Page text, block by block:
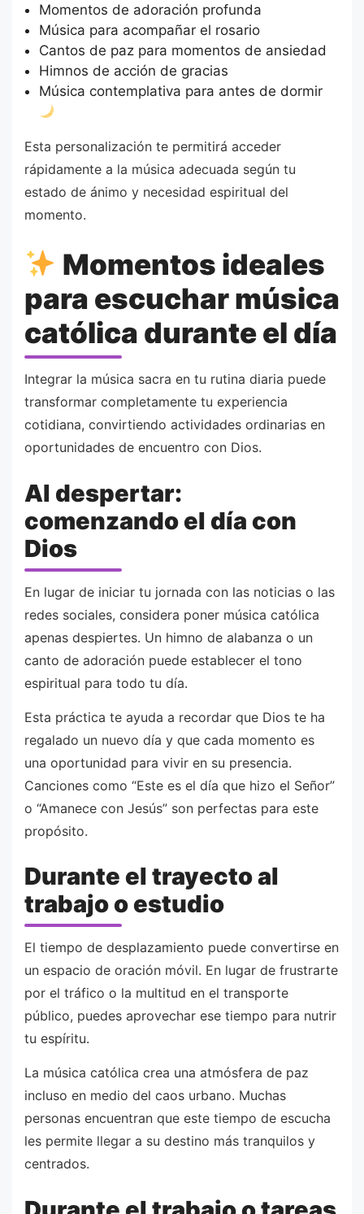
Momentos de adoración profunda
Música para acompañar el rosario
Cantos de paz para momentos de ansiedad
Himnos de acción de gracias
Música contemplativa para antes de dormir
Esta personalización te permitirá acceder
rápidamente a la música adecuada según tu
estado de ánimo y necesidad espiritual del
momento.
Momentos ideales
para escuchar música
católica durante el día
Integrar la música sacra en tu rutina diaria puede
transformar completamente tu experiencia
cotidiana, convirtiendo actividades ordinarias en
oportunidades de encuentro con Dios.
Al despertar:
comenzando el día con
Dios
En lugar de iniciar tu jornada con las noticias o las
redes sociales, considera poner música católica
apenas despiertes. Un himno de alabanza o un
canto de adoración puede establecer el tono
espiritual para todo tu día.
Esta práctica te ayuda a recordar que Dios te ha
regalado un nuevo día y que cada momento es
una oportunidad para vivir en su presencia.
Canciones como “Este es el día que hizo el Señor”
o “Amanece con Jesús” son perfectas para este
propósito.
Durante el trayecto al
trabajo o estudio
El tiempo de desplazamiento puede convertirse en
un espacio de oración móvil. En lugar de frustrarte
por el tráfico o la multitud en el transporte
público, puedes aprovechar ese tiempo para nutrir
tu espíritu.
La música católica crea una atmósfera de paz
incluso en medio del caos urbano. Muchas
personas encuentran que este tiempo de escucha
les permite llegar a su destino más tranquilos y
centrados.